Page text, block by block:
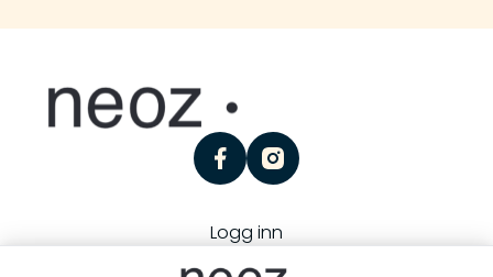
facebookinstagram
Logg inn